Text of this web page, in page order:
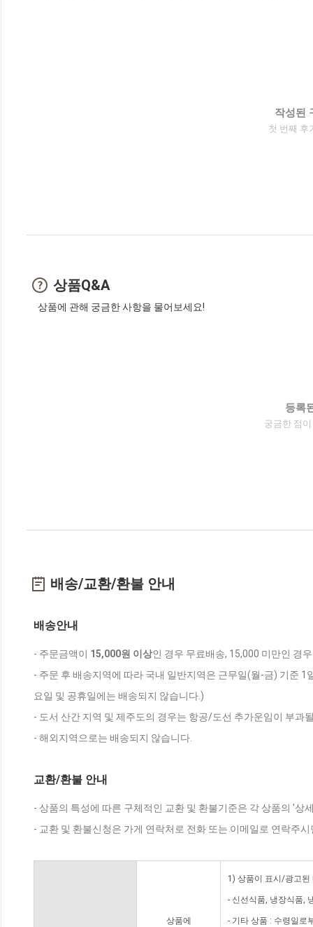
작성된
첫 번째 후
상품Q&A
상품에 관해 궁금한 사항을 물어보세요!
등록
궁금한 점
배송/교환/환불 안내
배송안내
- 주문금액이 15,000원 이상인 경우 무료배송, 15,000 미만인 경
- 주문 후 배송지역에 따라 국내 일반지역은 근무일(월-금) 기준
요일 및 공휴일에는 배송되지 않습니다.)
- 도서 산간 지역 및 제주도의 경우는 항공/도선 추가운임이 부과
- 해외지역으로는 배송되지 않습니다.
교환/환불 안내
- 상품의 특성에 따른 구체적인 교환 및 환불기준은 각 상품의 '상
- 교환 및 환불신청은 가게 연락처로 전화 또는 이메일로 연락주
상품에
1) 상품이 표시/광고된
- 신선식품, 냉장식품,
- 기타 상품 : 수령일로